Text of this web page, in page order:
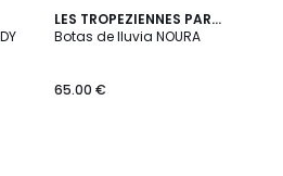
LES TROPEZIENNES PAR
M.BELARBI
Botas de lluvia NOURA
65.00 €